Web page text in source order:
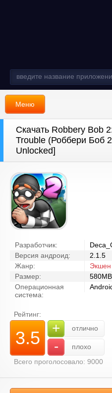
Меню
Скачать Robbery Bob
Trouble (Роббери Боб
Unlocked]
Разработчик:
Версия андроид:
2.1.5
Жанр:
Экшен
Размер:
580MB
Операционная
система:
Рейтинг:
3.5 + отлично
-
плохо
Всего проголосовало: 9000